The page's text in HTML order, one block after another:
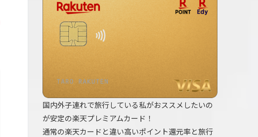
国内外子連れで旅行している私がおススメしたいの
が安定の楽天プレミアムカード！
通常の楽天カードと違い高いポイント還元率と旅行